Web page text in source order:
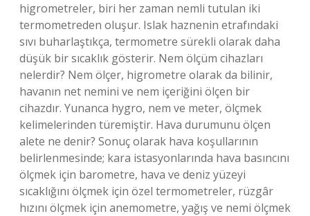
higrometreler, biri her zaman nemli tutulan iki
termometreden oluşur. Islak haznenin etrafındaki
sıvı buharlaştıkça, termometre sürekli olarak daha
düşük bir sıcaklık gösterir. Nem ölçüm cihazları
nelerdir? Nem ölçer, higrometre olarak da bilinir,
havanın net nemini ve nem içeriğini ölçen bir
cihazdır. Yunanca hygro, nem ve meter, ölçmek
kelimelerinden türemiştir. Hava durumunu ölçen
alete ne denir? Sonuç olarak hava koşullarının
belirlenmesinde; kara istasyonlarında hava basıncını
ölçmek için barometre, hava ve deniz yüzeyi
sıcaklığını ölçmek için özel termometreler, rüzgâr
hızını ölçmek için anemometre, yağış ve nemi ölçmek